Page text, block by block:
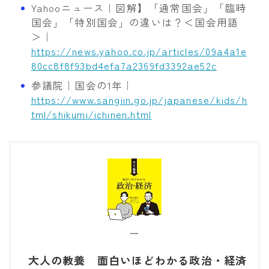
Yahooニュース｜図解】「通常国会」「臨時
国会」「特別国会」の違いは？＜国会用語
＞｜
https://news.yahoo.co.jp/articles/09a4a1e
80cc8f8f93bd4efa7a2369fd3392ae52c
参議院｜国会の1年｜
https://www.sangiin.go.jp/japanese/kids/h
tml/shikumi/ichinen.html
大人の教養 面白いほどわかる政治・経済